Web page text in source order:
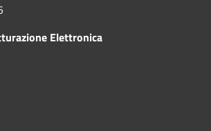
Elettronica